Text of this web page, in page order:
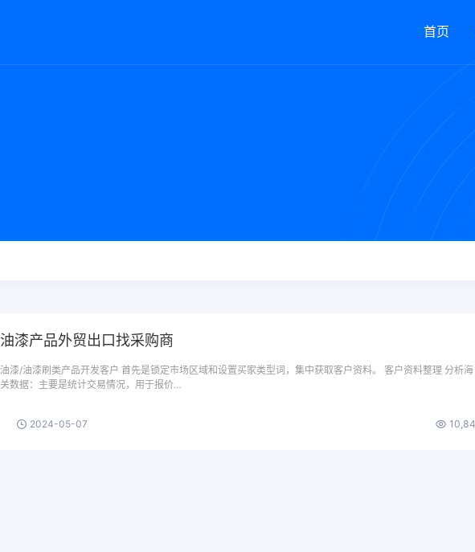
首页
油漆产品外贸出口找采购商
油漆/油漆刷类产品开发客户 首先是锁定市场区域和设置买家类型词，集中获取客户资料。 客户资料整理 分析海
关数据：主要是统计交易情况，用于报价…
2024-05-07